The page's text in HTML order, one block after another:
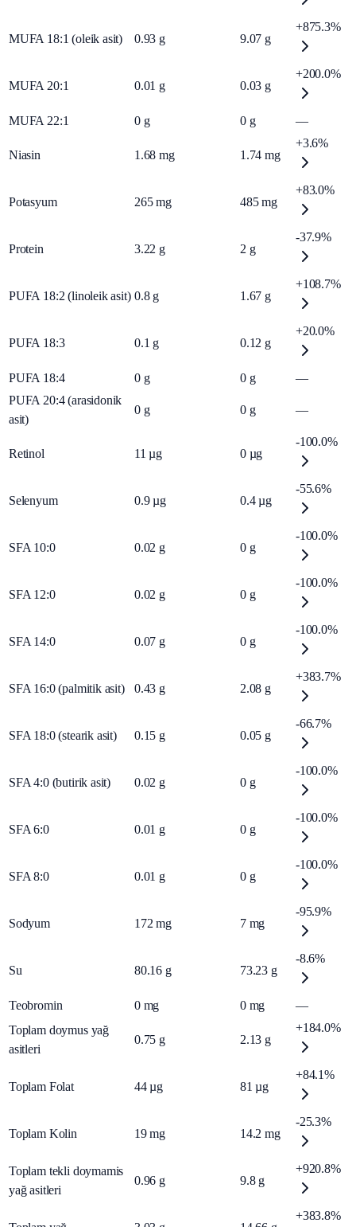
MUFA 18:1 (oleik asit) 0.93 g 9.07 g
+875.3%
MUFA 20:1 0.01 g 0.03 g
+200.0%
MUFA 22:1 0 g 0 g —
Niasin 1.68 mg 1.74 mg
+3.6%
Potasyum 265 mg 485 mg
+83.0%
Protein 3.22 g 2 g
-37.9%
PUFA 18:2 (linoleik asit) 0.8 g 1.67 g
+108.7%
PUFA 18:3 0.1 g 0.12 g
+20.0%
PUFA 18:4 0 g 0 g
—
PUFA 20:4 (arasidonik
asit)
0 g 0 g —
Retinol 11 µg 0 µg
-100.0%
Selenyum 0.9 µg 0.4 µg
-55.6%
SFA 10:0 0.02 g 0 g
-100.0%
SFA 12:0 0.02 g 0 g
-100.0%
SFA 14:0 0.07 g 0 g
-100.0%
SFA 16:0 (palmitik asit) 0.43 g 2.08 g
+383.7%
SFA 18:0 (stearik asit) 0.15 g 0.05 g
-66.7%
SFA 4:0 (butirik asit) 0.02 g 0 g
-100.0%
SFA 6:0 0.01 g 0 g
-100.0%
SFA 8:0 0.01 g 0 g
-100.0%
Sodyum 172 mg 7 mg
-95.9%
Su 80.16 g 73.23 g
-8.6%
Teobromin 0 mg 0 mg
—
Toplam doymus yağ
asitleri
0.75 g 2.13 g
+184.0%
Toplam Folat 44 µg 81 µg
+84.1%
Toplam Kolin 19 mg 14.2 mg
-25.3%
Toplam tekli doymamis
yağ asitleri
0.96 g 9.8 g
+920.8%
+383.8%